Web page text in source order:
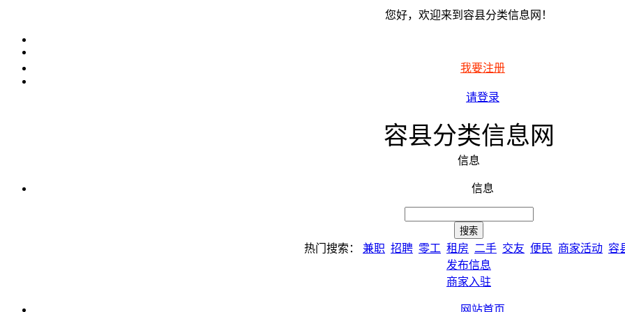
您好，欢迎来到容县分类信息网！
我要注册
请登录
容县分类信息网
信息
信息
热门搜索： 兼职 招聘 零工 租房 二手 交友 便民 商家活动 容
发布信息
商家入驻
网站首页